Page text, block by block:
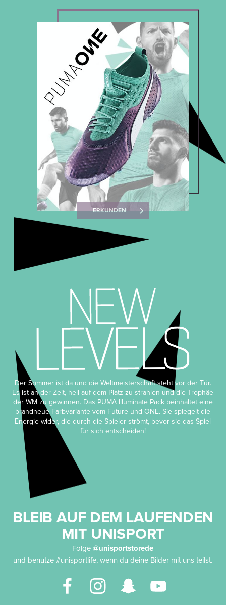
ERKUNDEN
Der Sommer ist da und die Weltmeisterschaft steht vor der Tür.
Es ist an der Zeit, hell auf dem Platz zu strahlen und die Trophäe
der WM zu gewinnen. Das PUMA Illuminate Pack beinhaltet eine
brandneue Farbvariante vom Future und ONE. Sie spiegelt die
Energie wider, die durch die Spieler strömt, bevor sie das Spiel
für sich entscheiden!
BLEIB AUF DEM LAUFENDEN
MIT UNISPORT
Folge@unisportstorede
und benutze #unisportlife, wenn du deine Bilder mit uns teilst.